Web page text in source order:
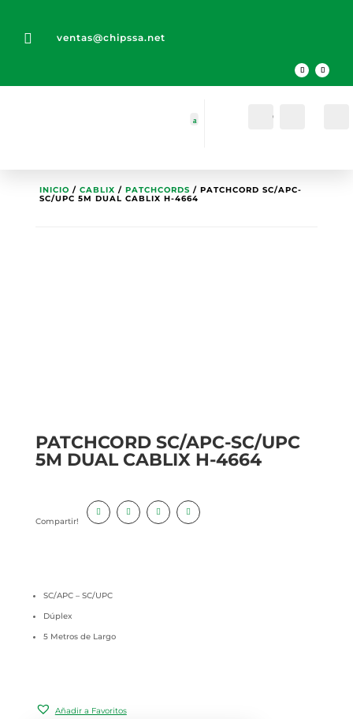
 ventas@chipssa.net
Cuenta
INICIO / CABLIX / PATCHCORDS / PATCHCORD SC/APC-
SC/UPC 5M DUAL CABLIX H-4664
PATCHCORD SC/APC-SC/UPC
5M DUAL CABLIX H-4664
Compartir!
SC/APC – SC/UPC
Dúplex
5 Metros de Largo
Añadir a Favoritos